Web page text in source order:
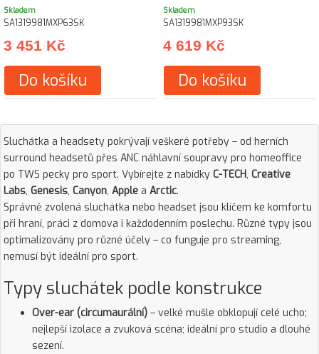
Skladem
SA1319981MXP63SK
3 451 Kč
Do košíku
Skladem
SA1319981MXP93SK
4 619 Kč
Do košíku
Sluchátka a headsety pokrývají veškeré potřeby – od herních
surround headsetů přes ANC náhlavní soupravy pro homeoffice
po TWS pecky pro sport. Vybírejte z nabídky C-TECH, Creative
Labs, Genesis, Canyon, Apple a Arctic.
Správně zvolená sluchátka nebo headset jsou klíčem ke komfortu
při hraní, práci z domova i každodenním poslechu. Různé typy jsou
optimalizovány pro různé účely – co funguje pro streaming,
nemusí být ideální pro sport.
Typy sluchátek podle konstrukce
Over-ear (circumaurální) – velké mušle obklopují celé ucho;
nejlepší izolace a zvuková scéna; ideální pro studio a dlouhé
sezení.